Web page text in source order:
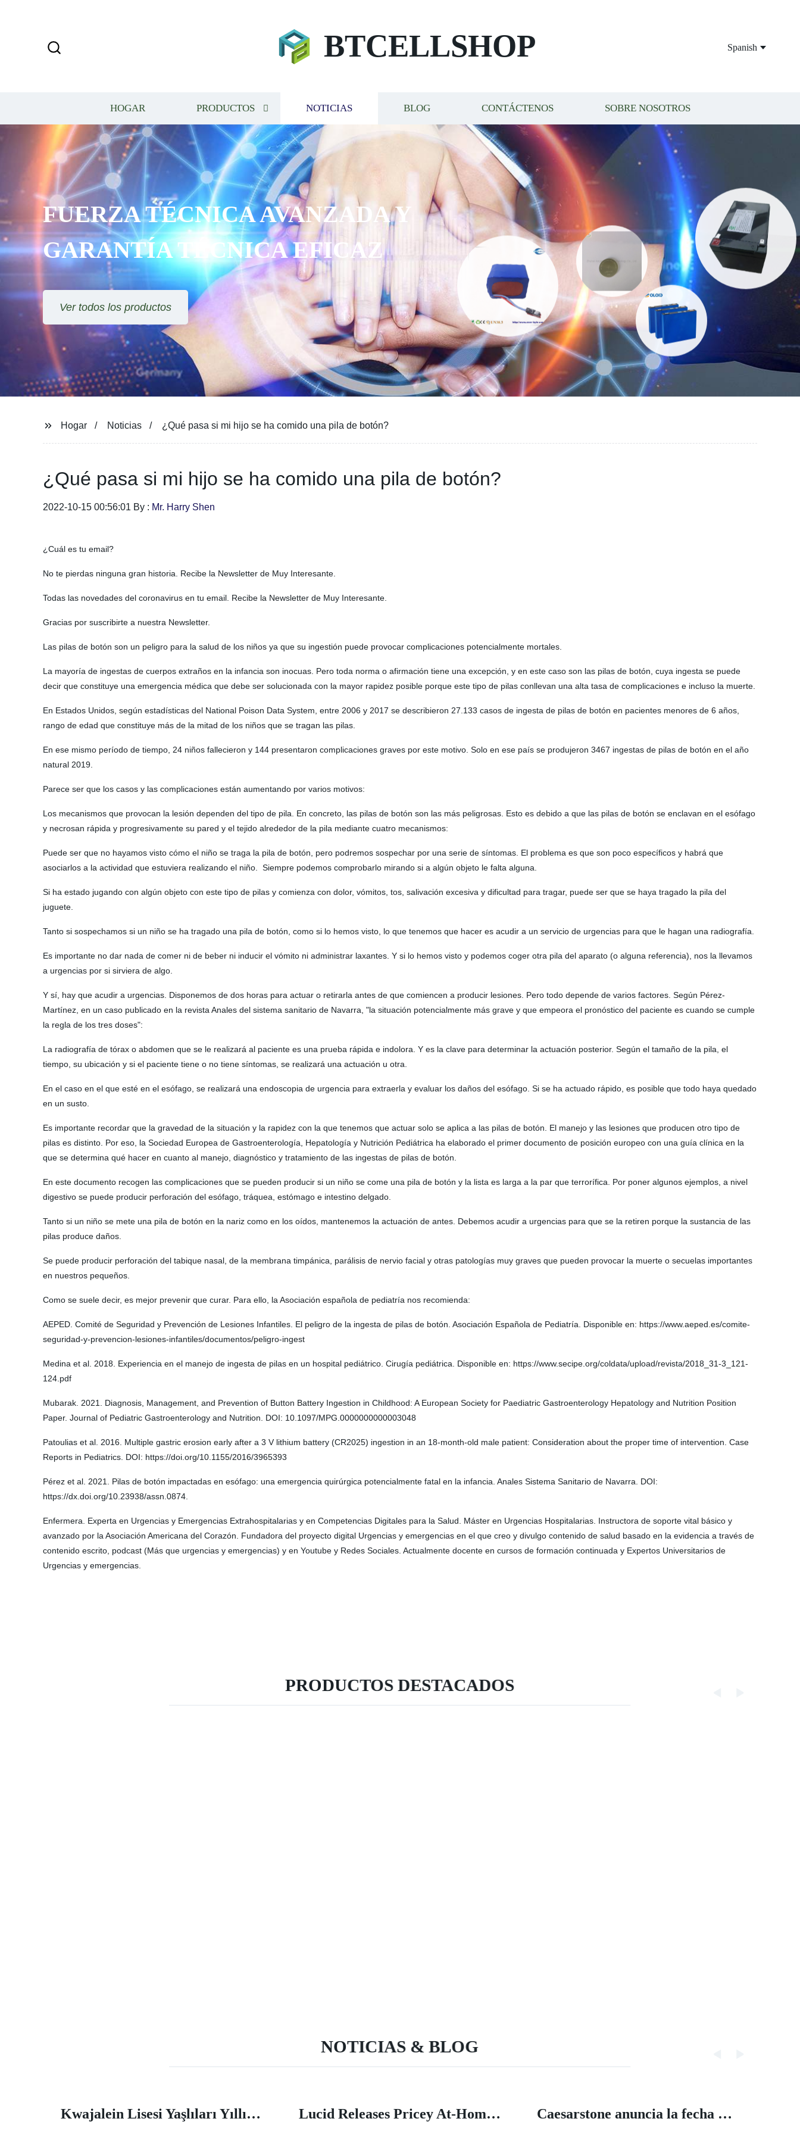
BTCELLSHOP Spanish
HOGAR PRODUCTOS NOTICIAS BLOG CONTÁCTENOS SOBRE NOSOTROS
FUERZA TÉCNICA AVANZADA Y
GARANTÍA TÉCNICA EFICAZ
Ver todos los productos
Hogar Noticias ¿Qué pasa si mi hijo se ha comido una pila de botón?
¿Qué pasa si mi hijo se ha comido una pila de botón?
2022-10-15 00:56:01 By : Mr. Harry Shen
¿Cuál es tu email?
No te pierdas ninguna gran historia. Recibe la Newsletter de Muy Interesante.
Todas las novedades del coronavirus en tu email. Recibe la Newsletter de Muy Interesante.
Gracias por suscribirte a nuestra Newsletter.
Las pilas de botón son un peligro para la salud de los niños ya que su ingestión puede provocar complicaciones potencialmente mortales.
La mayoría de ingestas de cuerpos extraños en la infancia son inocuas. Pero toda norma o afirmación tiene una excepción, y en este caso son las pilas de botón, cuya ingesta se puede
decir que constituye una emergencia médica que debe ser solucionada con la mayor rapidez posible porque este tipo de pilas conllevan una alta tasa de complicaciones e incluso la muerte.
En Estados Unidos, según estadísticas del National Poison Data System, entre 2006 y 2017 se describieron 27.133 casos de ingesta de pilas de botón en pacientes menores de 6 años,
rango de edad que constituye más de la mitad de los niños que se tragan las pilas.
En ese mismo período de tiempo, 24 niños fallecieron y 144 presentaron complicaciones graves por este motivo. Solo en ese país se produjeron 3467 ingestas de pilas de botón en el año
natural 2019.
Parece ser que los casos y las complicaciones están aumentando por varios motivos:
Los mecanismos que provocan la lesión dependen del tipo de pila. En concreto, las pilas de botón son las más peligrosas. Esto es debido a que las pilas de botón se enclavan en el esófago
y necrosan rápida y progresivamente su pared y el tejido alrededor de la pila mediante cuatro mecanismos:
Puede ser que no hayamos visto cómo el niño se traga la pila de botón, pero podremos sospechar por una serie de síntomas. El problema es que son poco específicos y habrá que
asociarlos a la actividad que estuviera realizando el niño. Siempre podemos comprobarlo mirando si a algún objeto le falta alguna.
Si ha estado jugando con algún objeto con este tipo de pilas y comienza con dolor, vómitos, tos, salivación excesiva y dificultad para tragar, puede ser que se haya tragado la pila del
juguete.
Tanto si sospechamos si un niño se ha tragado una pila de botón, como si lo hemos visto, lo que tenemos que hacer es acudir a un servicio de urgencias para que le hagan una radiografía.
Es importante no dar nada de comer ni de beber ni inducir el vómito ni administrar laxantes. Y si lo hemos visto y podemos coger otra pila del aparato (o alguna referencia), nos la llevamos
a urgencias por si sirviera de algo.
Y sí, hay que acudir a urgencias. Disponemos de dos horas para actuar o retirarla antes de que comiencen a producir lesiones. Pero todo depende de varios factores. Según Pérez-
Martínez, en un caso publicado en la revista Anales del sistema sanitario de Navarra, "la situación potencialmente más grave y que empeora el pronóstico del paciente es cuando se cumple
la regla de los tres doses":
La radiografía de tórax o abdomen que se le realizará al paciente es una prueba rápida e indolora. Y es la clave para determinar la actuación posterior. Según el tamaño de la pila, el
tiempo, su ubicación y si el paciente tiene o no tiene síntomas, se realizará una actuación u otra.
En el caso en el que esté en el esófago, se realizará una endoscopia de urgencia para extraerla y evaluar los daños del esófago. Si se ha actuado rápido, es posible que todo haya quedado
en un susto.
Es importante recordar que la gravedad de la situación y la rapidez con la que tenemos que actuar solo se aplica a las pilas de botón. El manejo y las lesiones que producen otro tipo de
pilas es distinto. Por eso, la Sociedad Europea de Gastroenterología, Hepatología y Nutrición Pediátrica ha elaborado el primer documento de posición europeo con una guía clínica en la
que se determina qué hacer en cuanto al manejo, diagnóstico y tratamiento de las ingestas de pilas de botón.
En este documento recogen las complicaciones que se pueden producir si un niño se come una pila de botón y la lista es larga a la par que terrorífica. Por poner algunos ejemplos, a nivel
digestivo se puede producir perforación del esófago, tráquea, estómago e intestino delgado.
Tanto si un niño se mete una pila de botón en la nariz como en los oídos, mantenemos la actuación de antes. Debemos acudir a urgencias para que se la retiren porque la sustancia de las
pilas produce daños.
Se puede producir perforación del tabique nasal, de la membrana timpánica, parálisis de nervio facial y otras patologías muy graves que pueden provocar la muerte o secuelas importantes
en nuestros pequeños.
Como se suele decir, es mejor prevenir que curar. Para ello, la Asociación española de pediatría nos recomienda:
AEPED. Comité de Seguridad y Prevención de Lesiones Infantiles. El peligro de la ingesta de pilas de botón. Asociación Española de Pediatría. Disponible en: https://www.aeped.es/comite-
seguridad-y-prevencion-lesiones-infantiles/documentos/peligro-ingest
Medina et al. 2018. Experiencia en el manejo de ingesta de pilas en un hospital pediátrico. Cirugía pediátrica. Disponible en: https://www.secipe.org/coldata/upload/revista/2018_31-3_121-
124.pdf
Mubarak. 2021. Diagnosis, Management, and Prevention of Button Battery Ingestion in Childhood: A European Society for Paediatric Gastroenterology Hepatology and Nutrition Position
Paper. Journal of Pediatric Gastroenterology and Nutrition. DOI: 10.1097/MPG.0000000000003048
Patoulias et al. 2016. Multiple gastric erosion early after a 3 V lithium battery (CR2025) ingestion in an 18-month-old male patient: Consideration about the proper time of intervention. Case
Reports in Pediatrics. DOI: https://doi.org/10.1155/2016/3965393
Pérez et al. 2021. Pilas de botón impactadas en esófago: una emergencia quirúrgica potencialmente fatal en la infancia. Anales Sistema Sanitario de Navarra. DOI:
https://dx.doi.org/10.23938/assn.0874.
Enfermera. Experta en Urgencias y Emergencias Extrahospitalarias y en Competencias Digitales para la Salud. Máster en Urgencias Hospitalarias. Instructora de soporte vital básico y
avanzado por la Asociación Americana del Corazón. Fundadora del proyecto digital Urgencias y emergencias en el que creo y divulgo contenido de salud basado en la evidencia a través de
contenido escrito, podcast (Más que urgencias y emergencias) y en Youtube y Redes Sociales. Actualmente docente en cursos de formación continuada y Expertos Universitarios de
Urgencias y emergencias.
PRODUCTOS DESTACADOS
NOTICIAS & BLOG
Kwajalein Lisesi Yaşlıları Yıllık Sokak Boyama Etkinliğinde İz Bırakıyor |Makale |Birleşik Devletler Ordusu Lucid Releases Pricey At-Home Wall Charger Caesarstone anuncia la fecha de los resultados del tercer trimestre de 2022